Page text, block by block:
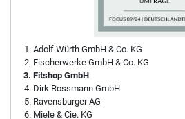
Adolf Würth GmbH & Co. KG
Fischerwerke GmbH & Co. KG
Fitshop GmbH
Dirk Rossmann GmbH
Ravensburger AG
Miele & Cie. KG